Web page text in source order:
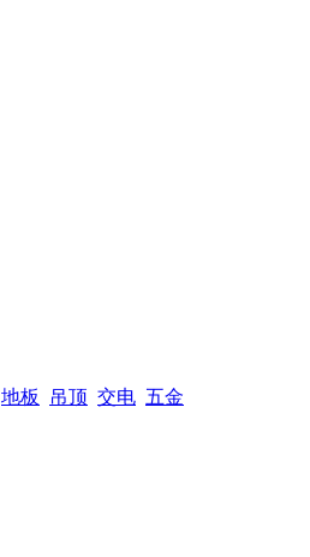
地板 吊顶 交电 五金